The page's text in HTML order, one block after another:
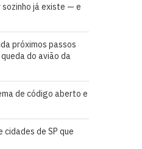
já existe — e
próximos passos
do avião da
de código aberto e
de SP que